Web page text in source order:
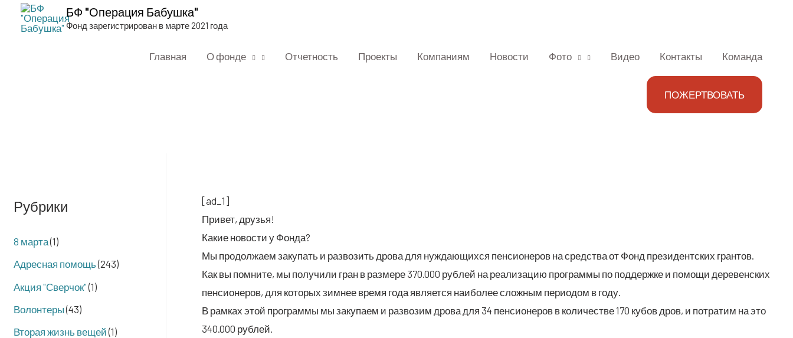
БФ "Операция Бабушка"
Фонд зарегистрирован в марте 2021 года
Главная О фонде Отчетность Проекты Компаниям Новости Фото Видео Контакты Команда
ПОЖЕРТВОВАТЬ
Рубрики
8 марта(1)
Адресная помощь(243)
Акция "Сверчок"(1)
Волонтеры(43)
Вторая жизнь вещей(1)
[ad_1]
При­вет, друзья!
Какие ново­сти у Фонда?
Мы про­дол­жа­ем заку­пать и раз­во­зить дро­ва для нуж­да­ю­щих­ся пен­си­о­не­ров на сред­ства от Фонд пре­зи­дент­ских грантов.
Как вы помни­те, мы полу­чи­ли гран в раз­ме­ре 370.000 руб­лей на реа­ли­за­цию про­грам­мы по под­держ­ке и помо­щи дере­вен­ских
пен­си­о­не­ров, для кото­рых зим­нее вре­мя года явля­ет­ся наи­бо­лее слож­ным пери­о­дом в году.
В рам­ках этой про­грам­мы мы заку­па­ем и раз­во­зим дро­ва для 34 пен­си­о­не­ров в коли­че­стве 170 кубов дров, и потра­тим на это
340.000 рублей.